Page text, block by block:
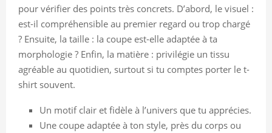
pour vérifier des points très concrets. D’abord, le visuel :
est-il compréhensible au premier regard ou trop chargé
? Ensuite, la taille : la coupe est-elle adaptée à ta
morphologie ? Enfin, la matière : privilégie un tissu
agréable au quotidien, surtout si tu comptes porter le t-
shirt souvent.
Un motif clair et fidèle à l’univers que tu apprécies.
Une coupe adaptée à ton style, près du corps ou